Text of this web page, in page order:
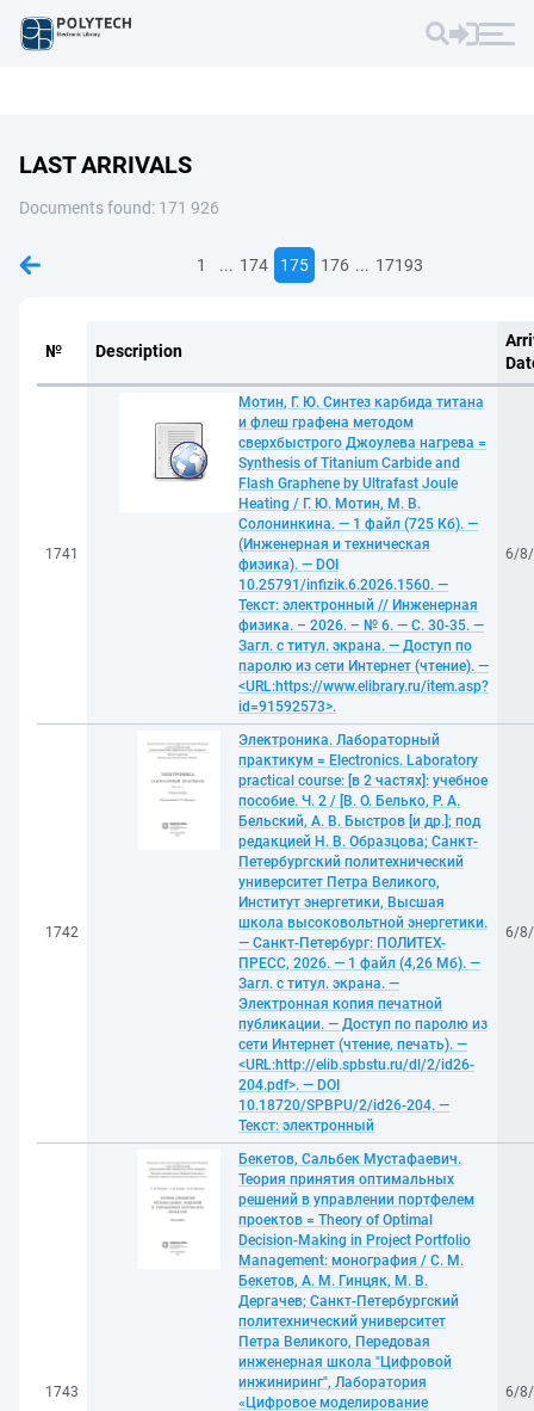
LAST ARRIVALS
Documents found: 171 926
1 ... 174 175 176 ... 17193
№ Description
1741
Мотин, Г. Ю. Синтез карбида титана
и флеш графена методом
сверхбыстрого Джоулева нагрева =
Synthesis of Titanium Carbide and
Flash Graphene by Ultrafast Joule
Heating / Г. Ю. Мотин, М. В.
Солонинкина. — 1 файл (725 Кб). —
(Инженерная и техническая
физика). — DOI
10.25791/infizik.6.2026.1560. —
Текст: электронный // Инженерная
физика. – 2026. – № 6. — С. 30-35. —
Загл. с титул. экрана. — Доступ по
паролю из сети Интернет (чтение). —
<URL:https://www.elibrary.ru/item.asp?
id=91592573>.
6/
1742
Электроника. Лабораторный
практикум = Electronics. Laboratory
practical course: [в 2 частях]: учебное
пособие. Ч. 2 / [В. О. Белько, Р. А.
Бельский, А. В. Быстров [и др.]; под
редакцией Н. В. Образцова; Санкт-
Петербургский политехнический
университет Петра Великого,
Институт энергетики, Высшая
школа высоковольтной энергетики.
— Санкт-Петербург: ПОЛИТЕХ-
ПРЕСС, 2026. — 1 файл (4,26 Мб). —
Загл. с титул. экрана. —
Электронная копия печатной
публикации. — Доступ по паролю из
сети Интернет (чтение, печать). —
<URL:http://elib.spbstu.ru/dl/2/id26-
204.pdf>. — DOI
10.18720/SPBPU/2/id26-204. —
Текст: электронный
6/
1743
Бекетов, Сальбек Мустафаевич.
Теория принятия оптимальных
решений в управлении портфелем
проектов = Theory of Optimal
Decision-Making in Project Portfolio
Management: монография / С. М.
Бекетов, А. М. Гинцяк, М. В.
Дергачев; Санкт-Петербургский
политехнический университет
Петра Великого, Передовая
инженерная школа "Цифровой
инжиниринг", Лаборатория
«Цифровое моделирование
6/